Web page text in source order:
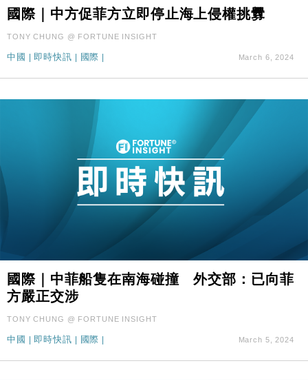
國際｜中方促菲方立即停止海上侵權挑釁
TONY CHUNG @ FORTUNE INSIGHT
中國 | 即時快訊 | 國際 | March 6, 2024
國際｜中菲船隻在南海碰撞 外交部：已向菲
方嚴正交涉
TONY CHUNG @ FORTUNE INSIGHT
中國 | 即時快訊 | 國際 | March 5, 2024